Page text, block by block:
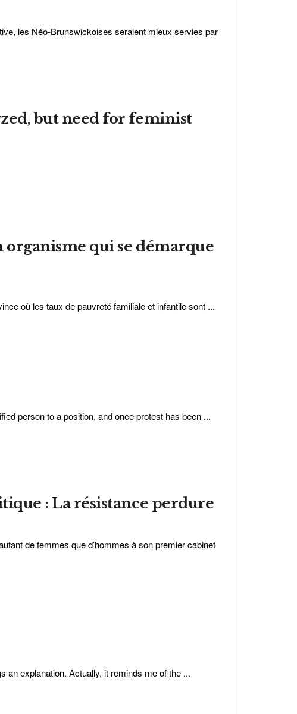
les Néo-Brunswickoises seraient mieux servies par
but need for feminist
organisme qui se démarque
où les taux de pauvreté familiale et infantile sont ...
person to a position, and once protest has been ...
: La résistance perdure
de femmes que d’hommes à son premier cabinet
an explanation. Actually, it reminds me of the ...